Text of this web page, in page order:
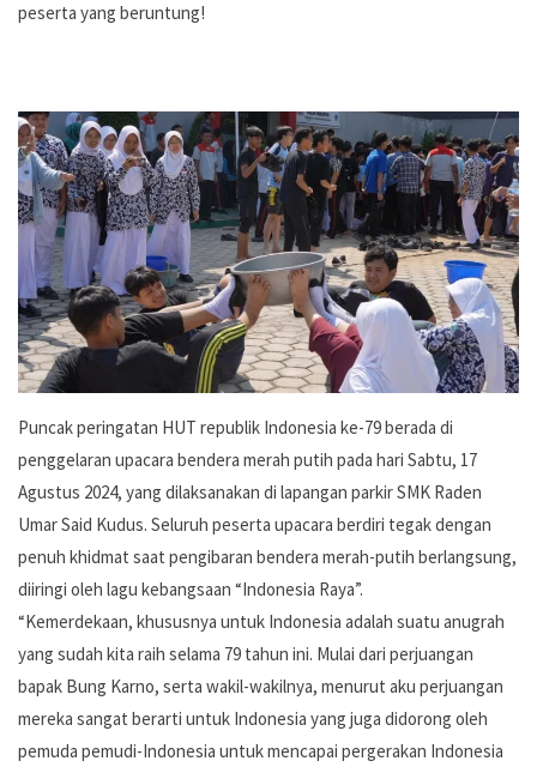
peserta yang beruntung!
Puncak peringatan HUT republik Indonesia ke-79 berada di
penggelaran upacara bendera merah putih pada hari Sabtu, 17
Agustus 2024, yang dilaksanakan di lapangan parkir SMK Raden
Umar Said Kudus. Seluruh peserta upacara berdiri tegak dengan
penuh khidmat saat pengibaran bendera merah-putih berlangsung,
diiringi oleh lagu kebangsaan “Indonesia Raya”.
“Kemerdekaan, khususnya untuk Indonesia adalah suatu anugrah
yang sudah kita raih selama 79 tahun ini. Mulai dari perjuangan
bapak Bung Karno, serta wakil-wakilnya, menurut aku perjuangan
mereka sangat berarti untuk Indonesia yang juga didorong oleh
pemuda pemudi-Indonesia untuk mencapai pergerakan Indonesia